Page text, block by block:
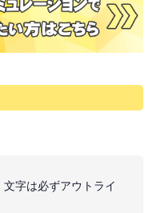
字は必ずアウトライ